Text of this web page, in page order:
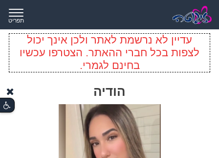
תפריט
עדיין לא נרשמת לאתר ולכן אינך יכול
לצפות בכל חברי ההאתר. הצטרפו עכשיו
בחינם לגמרי.
הודיה